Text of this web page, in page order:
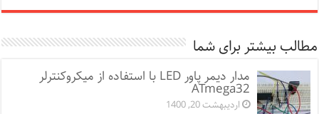
مطالب بیشتر برای شما
مدار دیمر پاور LED با استفاده از میکروکنترلر
ATmega32
اردیبهشت 20, 1400